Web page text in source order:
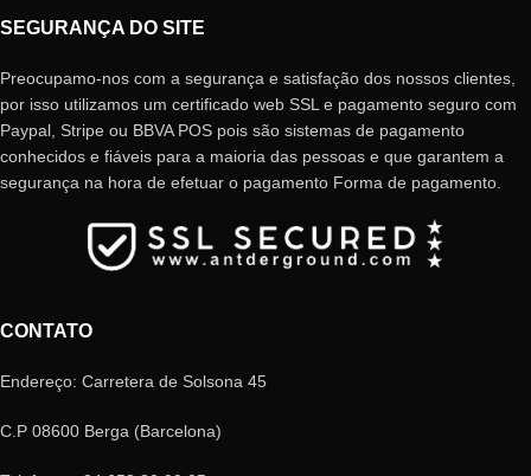
SEGURANÇA DO SITE
Preocupamo-nos com a segurança e satisfação dos nossos clientes,
por isso utilizamos um certificado web SSL e pagamento seguro com
Paypal, Stripe ou BBVA POS pois são sistemas de pagamento
conhecidos e fiáveis ​​para a maioria das pessoas e que garantem a
segurança na hora de efetuar o pagamento Forma de pagamento.
CONTATO
Endereço: Carretera de Solsona 45
C.P 08600 Berga (Barcelona)